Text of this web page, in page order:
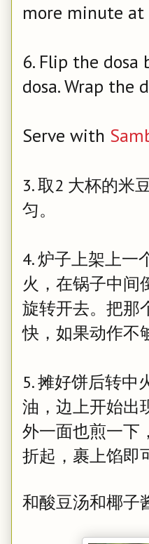
more minute
6. Flip the
dosa. Wrap the
Serve with
3. 取2 大杯的米
匀。
4. 炉子上架上一
火，在锅子中间
旋转开去。把那
快，如果动作不
5. 摊好饼后转中
油，边上开始出
外一面也煎一下
折起，裹上馅即
和酸豆汤和椰子